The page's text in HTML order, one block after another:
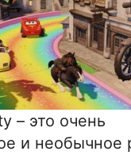
– это очень
и необычное